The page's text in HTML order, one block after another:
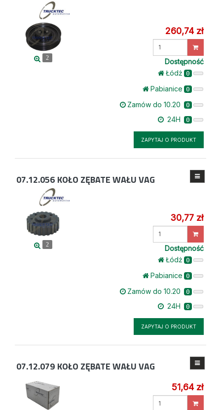
2
260,74 zł
Wprowadź
Dostępność
Łódż 0
Pabianice 0
Zamów do 10.20 0
24H 0
ZAPYTAJ O PRODUKT
07.12.056 KOŁO ZĘBATE WAŁU VAG
2
30,77 zł
Wprowadź
Dostępność
Łódż 0
Pabianice 0
Zamów do 10.20 0
24H 0
ZAPYTAJ O PRODUKT
07.12.079 KOŁO ZĘBATE WAŁU VAG
51,64 zł
Wprowadź